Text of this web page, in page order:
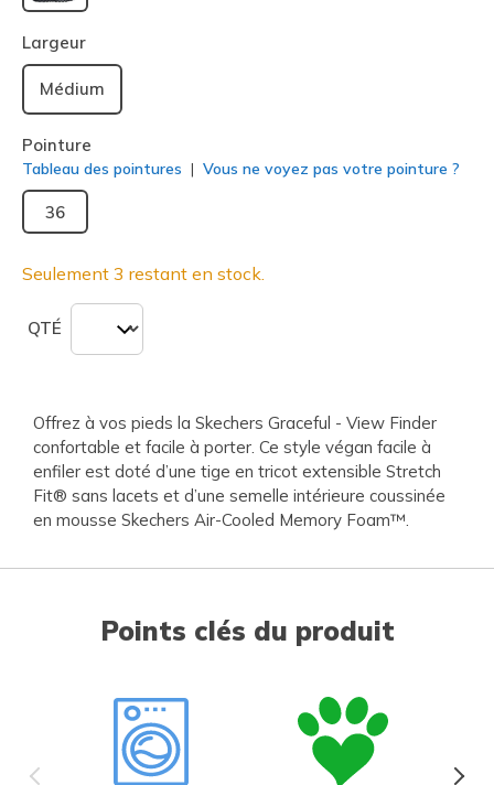
sélectionné
Largeur
Médium
Pointure
Tableau des pointures Vous ne voyez pas votre pointure ?
36
Seulement 3 restant en stock.
QTÉ
Offrez à vos pieds la Skechers Graceful - View Finder
confortable et facile à porter. Ce style végan facile à
enfiler est doté d’une tige en tricot extensible Stretch
Fit® sans lacets et d’une semelle intérieure coussinée
en mousse Skechers Air-Cooled Memory Foam™.
Points clés du produit